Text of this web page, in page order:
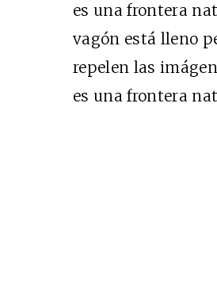
es una frontera
vagón está lleno
repelen las
es una frontera